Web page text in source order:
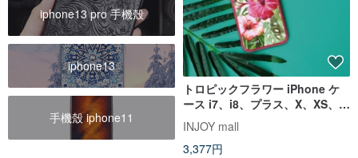
iphone13 pro 手機殼
iphone13
手機殼 iphone11
トロピックフラワー iPhone ケ
ース i7、i8、プラス、X、XS、
XR、最大、11 プロ、11 最大、
SE3 ギフト
INJOY mall
3,377円